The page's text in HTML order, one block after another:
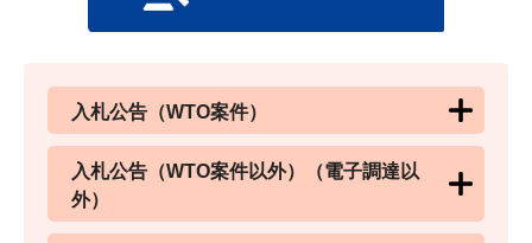
入札公告（WTO案件）
入札公告（WTO案件以外）（電子調達以
外）